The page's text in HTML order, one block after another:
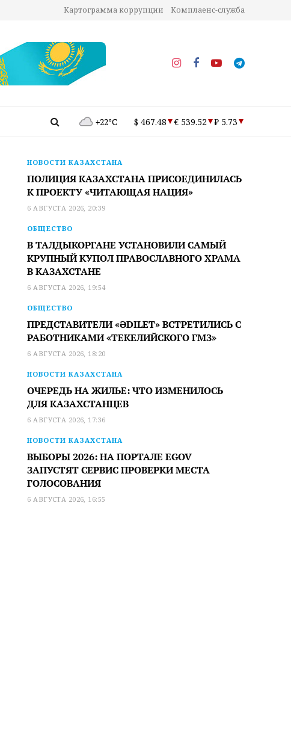
Картограмма коррупции Комплаенс-служба
+22°C $ 467.48 € 539.52 ₽ 5.73
НОВОСТИ КАЗАХСТАНА
ПОЛИЦИЯ КАЗАХСТАНА ПРИСОЕДИНИЛАСЬ
К ПРОЕКТУ «ЧИТАЮЩАЯ НАЦИЯ»
6 АВГУСТА 2026, 20:39
ОБЩЕСТВО
В ТАЛДЫКОРГАНЕ УСТАНОВИЛИ САМЫЙ
КРУПНЫЙ КУПОЛ ПРАВОСЛАВНОГО ХРАМА
В КАЗАХСТАНЕ
6 АВГУСТА 2026, 19:54
ОБЩЕСТВО
ПРЕДСТАВИТЕЛИ «ӘDILET» ВСТРЕТИЛИСЬ С
РАБОТНИКАМИ «ТЕКЕЛИЙСКОГО ГМЗ»
6 АВГУСТА 2026, 18:20
НОВОСТИ КАЗАХСТАНА
ОЧЕРЕДЬ НА ЖИЛЬЕ: ЧТО ИЗМЕНИЛОСЬ
ДЛЯ КАЗАХСТАНЦЕВ
6 АВГУСТА 2026, 17:36
НОВОСТИ КАЗАХСТАНА
ВЫБОРЫ 2026: НА ПОРТАЛЕ EGOV
ЗАПУСТЯТ СЕРВИС ПРОВЕРКИ МЕСТА
ГОЛОСОВАНИЯ
6 АВГУСТА 2026, 16:55